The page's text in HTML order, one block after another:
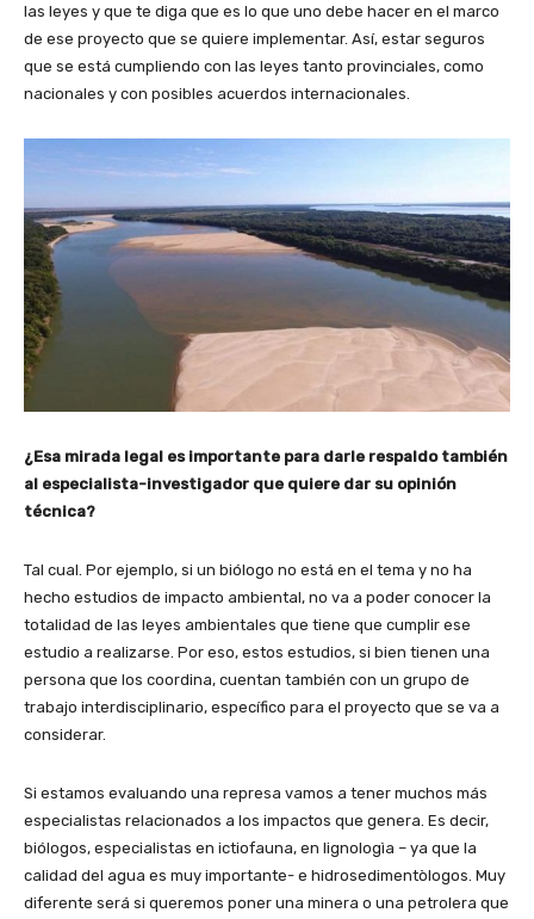
las leyes y que te diga que es lo que uno debe hacer en el marco
de ese proyecto que se quiere implementar. Así, estar seguros
que se está cumpliendo con las leyes tanto provinciales, como
nacionales y con posibles acuerdos internacionales.
¿Esa mirada legal es importante para darle respaldo también
al especialista-investigador que quiere dar su opinión
técnica?
Tal cual. Por ejemplo, si un biólogo no está en el tema y no ha
hecho estudios de impacto ambiental, no va a poder conocer la
totalidad de las leyes ambientales que tiene que cumplir ese
estudio a realizarse. Por eso, estos estudios, si bien tienen una
persona que los coordina, cuentan también con un grupo de
trabajo interdisciplinario, específico para el proyecto que se va a
considerar.
Si estamos evaluando una represa vamos a tener muchos más
especialistas relacionados a los impactos que genera. Es decir,
biólogos, especialistas en ictiofauna, en lignologìa – ya que la
calidad del agua es muy importante- e hidrosedimentòlogos. Muy
diferente será si queremos poner una minera o una petrolera que